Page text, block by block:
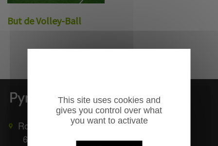
But de Volley-Ball
Route de Mauléon
65370
TROUBAT
This site uses cookies and
gives you control over what
you want to activate